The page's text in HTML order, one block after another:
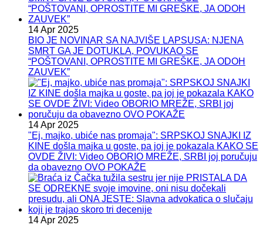
14 Apr 2025
BIO JE NOVINAR SA NAJVIŠE LAPSUSA: NJENA
SMRT GA JE DOTUKLA, POVUKAO SE
“POŠTOVANI, OPROSTITE MI GREŠKE, JA ODOH
ZAUVEK”
14 Apr 2025
"Ej, majko, ubiće nas promaja": SRPSKOJ SNAJKI IZ
KINE došla majka u goste, pa joj je pokazala KAKO SE
OVDE ŽIVI: Video OBORIO MREŽE, SRBI joj poručuju
da obavezno OVO POKAŽE
14 Apr 2025